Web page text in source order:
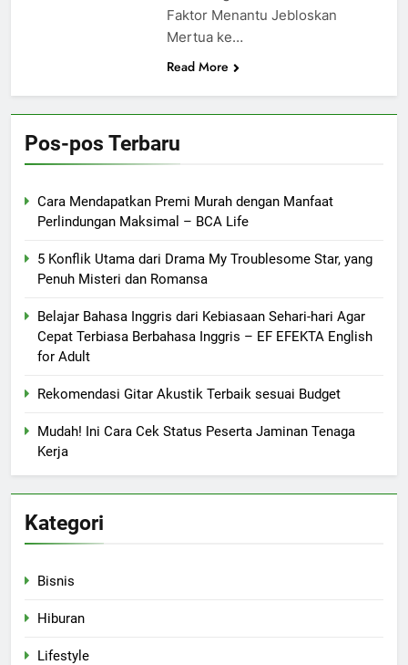
Faktor Menantu Jebloskan
Mertua ke…
Read More
Pos-pos Terbaru
Cara Mendapatkan Premi Murah dengan Manfaat
Perlindungan Maksimal – BCA Life
5 Konflik Utama dari Drama My Troublesome Star, yang
Penuh Misteri dan Romansa
Belajar Bahasa Inggris dari Kebiasaan Sehari-hari Agar
Cepat Terbiasa Berbahasa Inggris – EF EFEKTA English
for Adult
Rekomendasi Gitar Akustik Terbaik sesuai Budget
Mudah! Ini Cara Cek Status Peserta Jaminan Tenaga
Kerja
Kategori
Bisnis
Hiburan
Lifestyle